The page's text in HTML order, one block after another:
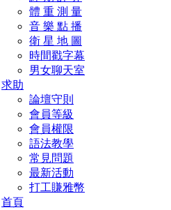
體 重 測 量
音 樂 點 播
衛 星 地 圖
時間戳字幕
男女聊天室
求助
論壇守則
會員等級
會員權限
語法教學
常見問題
最新活動
打工賺雅幣
首頁